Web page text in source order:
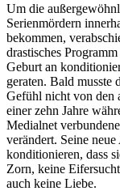
Um die
Serienmördern
bekommen,
drastisches
Geburt an
geraten. Bald musste
Gefühl nicht von den
einer zehn Jahre
Medialnet
verändert. Seine
konditionieren, dass
Zorn, keine
auch keine Liebe.